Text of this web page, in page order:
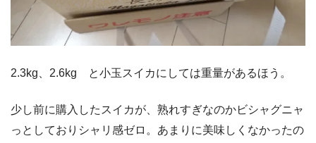
2.3kg、2.6kg と小玉スイカにしては重量があるほう。
少し前に購入したスイカが、熟れすぎなのかビシャグニャ
っとしておりシャリ感ゼロ。あまりに美味しくなかったの